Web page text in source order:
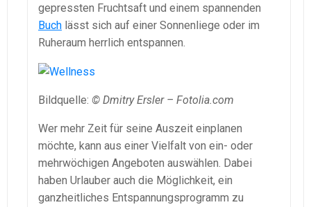
gepressten Fruchtsaft und einem spannenden
Buch lässt sich auf einer Sonnenliege oder im
Ruheraum herrlich entspannen.
Bildquelle: © Dmitry Ersler – Fotolia.com
Wer mehr Zeit für seine Auszeit einplanen
möchte, kann aus einer Vielfalt von ein- oder
mehrwöchigen Angeboten auswählen. Dabei
haben Urlauber auch die Möglichkeit, ein
ganzheitliches Entspannungsprogramm zu